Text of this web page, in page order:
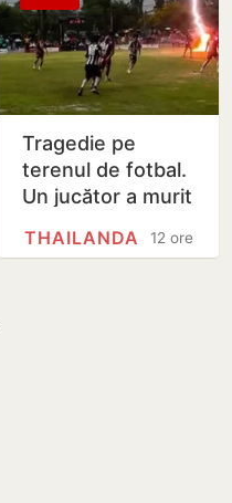
Tragedie pe
terenul de fotbal.
Un jucător a murit
chiar în timpul12 ore
THAILANDA